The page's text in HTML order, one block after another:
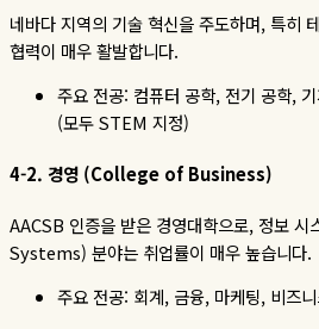
네바다 지역의 기술 혁신을 주도하며, 특히
협력이 매우 활발합니다.
주요 전공: 컴퓨터 공학, 전기 공학,
(모두STEM 지정)
4-2. 경영 (College of Business)
AACSB 인증을 받은 경영대학으로, 정보시
Systems) 분야는 취업률이 매우높습니다.
주요 전공: 회계, 금융, 마케팅, 비즈